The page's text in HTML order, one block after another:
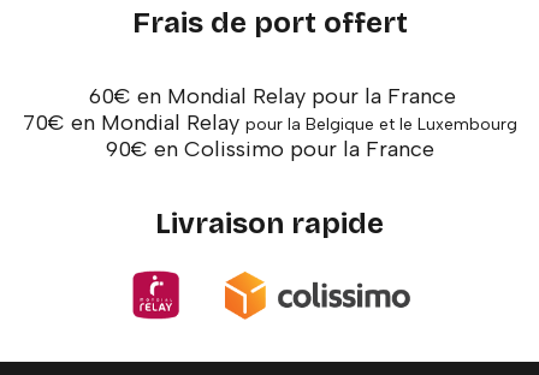
Frais de port offert
60€ en Mondial Relay pour la France
70€ en Mondial Relay pour la Belgique et le Luxembourg
90€ en Colissimo pour la France
Livraison rapide